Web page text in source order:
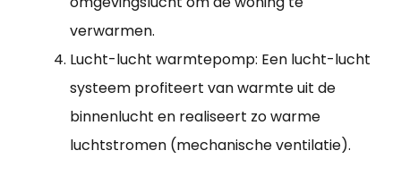
verwarmen.
Lucht-lucht warmtepomp: Een lucht-lucht
systeem profiteert van warmte uit de
binnenlucht en realiseert zo warme
luchtstromen (mechanische ventilatie).